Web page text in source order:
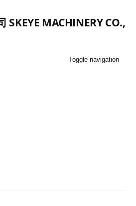
Toggle navigation